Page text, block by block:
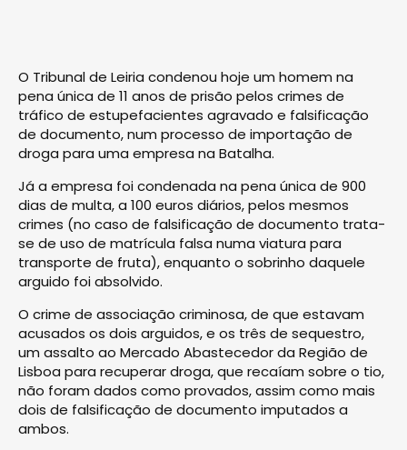
O Tribunal de Leiria condenou hoje um homem na
pena única de 11 anos de prisão pelos crimes de
tráfico de estupefacientes agravado e falsificação
de documento, num processo de importação de
droga para uma empresa na Batalha.
Já a empresa foi condenada na pena única de 900
dias de multa, a 100 euros diários, pelos mesmos
crimes (no caso de falsificação de documento trata-
se de uso de matrícula falsa numa viatura para
transporte de fruta), enquanto o sobrinho daquele
arguido foi absolvido.
O crime de associação criminosa, de que estavam
acusados os dois arguidos, e os três de sequestro,
um assalto ao Mercado Abastecedor da Região de
Lisboa para recuperar droga, que recaíam sobre o tio,
não foram dados como provados, assim como mais
dois de falsificação de documento imputados a
ambos.